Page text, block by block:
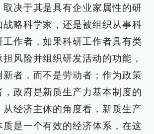
取决于其是具有企业家属性的研
战略科学家，还是被组织从事科
工作者，如果科研工作者具有类
风险并组织研发活动的功能，
新者，而不是劳动者；作为政策
，政府是新质生产力基本制度的
从经济主体的角度看，新质生产
质是一个有效的经济体系，在这